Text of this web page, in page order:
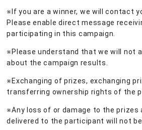
※If you are a winner, we will contact
Please enable direct message
participating in this campaign.
※Please understand that we will not
about the campaign results.
※Exchanging of prizes, exchanging
transferring ownership rights of the
※Any loss of or damage to the prizes
delivered to the participant will not